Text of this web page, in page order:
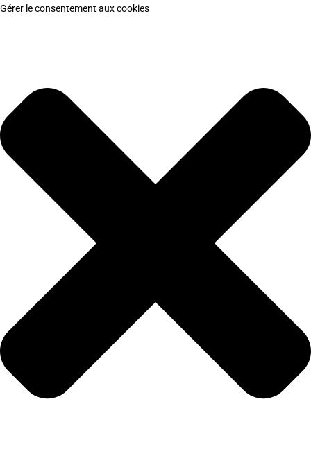
Gérer le consentement aux cookies